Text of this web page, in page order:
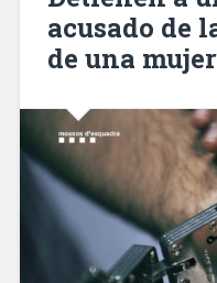
per
incentivar
generar
acusado de
de una